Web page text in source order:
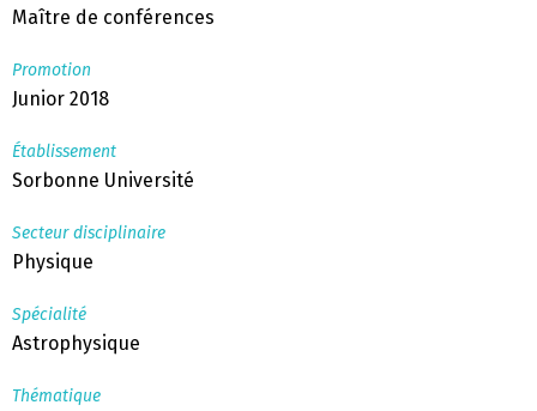
Maître de conférences
Promotion
Junior 2018
Établissement
Sorbonne Université
Secteur disciplinaire
Physique
Spécialité
Astrophysique
Thématique